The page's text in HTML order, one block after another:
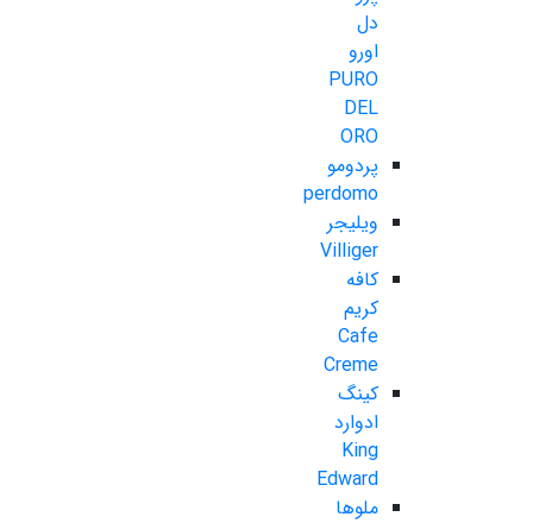
دل
اورو
PURO
DEL
ORO
پردومو
perdomo
ویلیجر
Villiger
کافه
کریم
Cafe
Creme
کینگ
ادوارد
King
Edward
ملوها